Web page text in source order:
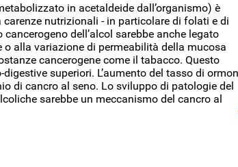
in acetaldeide dall’organismo) è
nutrizionali - in particolare di folati e di
dell’alcol sarebbe anche legato
o alla variazione di permeabilità della mucosa
cancerogene come il tabacco. Questo
superiori. L’aumento del tasso di
di cancro al seno. Lo sviluppo di patologie del
sarebbe un meccanismo del cancro al